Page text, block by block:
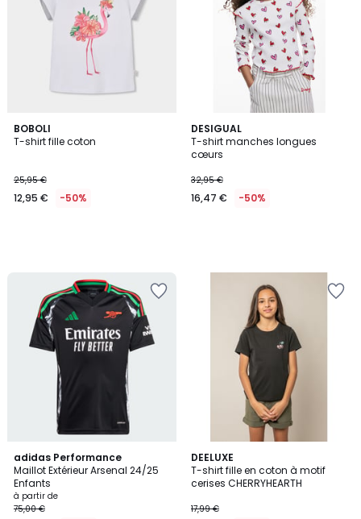
BOBOLI
T-shirt fille coton
25,95 €
12,95 € -50%
DESIGUAL
T-shirt manches longues
cœurs
32,95 €
16,47 € -50%
adidas Performance
Maillot Extérieur Arsenal 24/25
Enfants
à partir de
75,00 €
5
/
5
DEELUXE
T-shirt fille en coton à motif
cerises CHERRYHEARTH
17,99 €
3
Couleurs